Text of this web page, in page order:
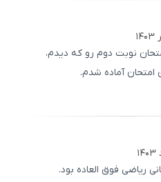
نوبت دوم رو که دیدم،
امتحان آماده شدم.
ریاضی فوق‌ العاده بود.